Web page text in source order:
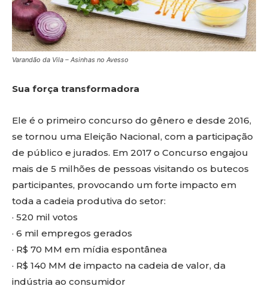
Varandão da Vila – Asinhas no Avesso
Sua força transformadora
Ele é o primeiro concurso do gênero e desde 2016,
se tornou uma Eleição Nacional, com a participação
de público e jurados. Em 2017 o Concurso engajou
mais de 5 milhões de pessoas visitando os butecos
participantes, provocando um forte impacto em
toda a cadeia produtiva do setor:
· 520 mil votos
· 6 mil empregos gerados
· R$ 70 MM em mídia espontânea
· R$ 140 MM de impacto na cadeia de valor, da
indústria ao consumidor